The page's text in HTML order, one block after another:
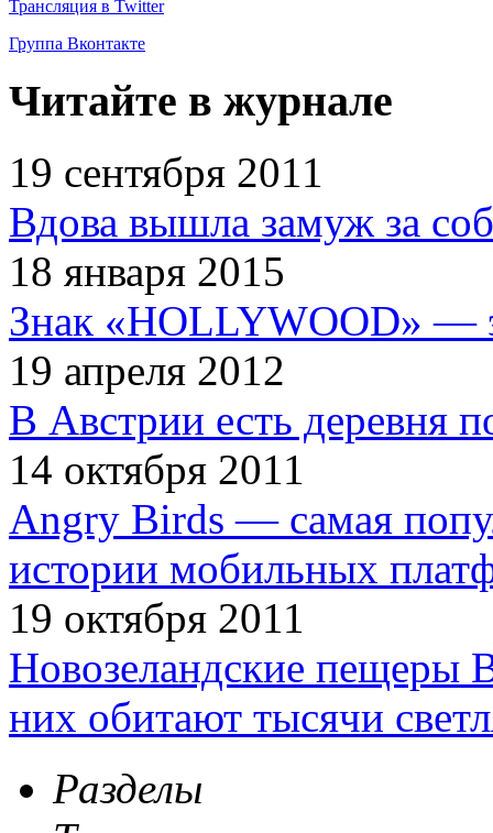
Трансляция в Twitter
Группа Вконтакте
Читайте в журнале
19 сентября 2011
Вдова вышла замуж за
18 января 2015
Знак «HOLLYWOOD» —
19 апреля 2012
В Австрии есть деревня
14 октября 2011
Angry Birds — самая
истории мобильных
19 октября 2011
Новозеландские пещеры
них обитают тысячи
Разделы